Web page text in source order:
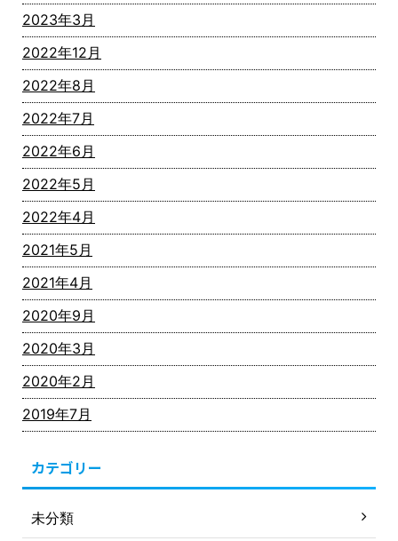
2023年3月
2022年12月
2022年8月
2022年7月
2022年6月
2022年5月
2022年4月
2021年5月
2021年4月
2020年9月
2020年3月
2020年2月
2019年7月
カテゴリー
未分類